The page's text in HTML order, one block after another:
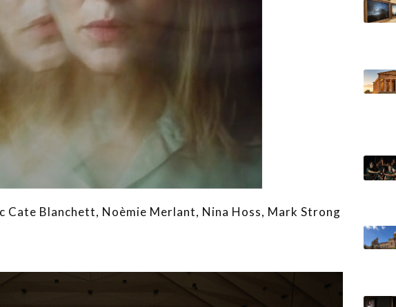
Cate Blanchett, Noèmie Merlant, Nina Hoss, Mark Strong